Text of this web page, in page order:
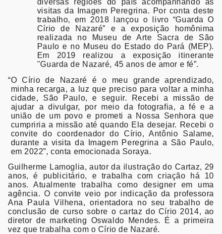
diversas regiões do país acompanhando as
visitas da Imagem Peregrina. Por conta deste
trabalho, em 2018 lançou o livro “Guarda O
Círio de Nazaré” e a exposição homônima
realizada no Museu de Arte Sacra de São
Paulo e no Museu do Estado do Pará (MEP).
Em 2019 realizou a exposição itinerante
"Guarda de Nazaré, 45 anos de amor e fé”.
“O Círio de Nazaré é o meu grande aprendizado,
minha recarga, a luz que preciso para voltar a minha
cidade, São Paulo, e seguir. Recebi a missão de
ajudar a divulgar, por meio da fotografia, a fé e a
união de um povo e prometi a Nossa Senhora que
cumpriria a missão até quando Ela desejar. Recebi o
convite do coordenador do Círio, Antônio Salame,
durante a visita da Imagem Peregrina a São Paulo,
em 2022”, conta emocionada Soraya.
Guilherme Lamoglia, autor da ilustração do Cartaz, 29
anos, é publicitário, e trabalha com criação há 10
anos. Atualmente trabalha como designer em uma
agência. O convite veio por indicação da professora
Ana Paula Vilhena, orientadora no seu trabalho de
conclusão de curso sobre o cartaz do Círio 2014, ao
diretor de marketing Oswaldo Mendes. É a primeira
vez que trabalha com o Círio de Nazaré.